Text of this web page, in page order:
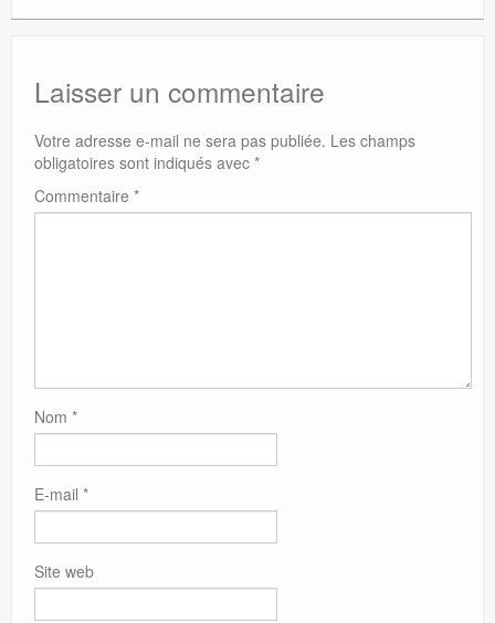
Laisser un commentaire
Votre adresse e-mail ne sera pas publiée. Les champs
obligatoires sont indiqués avec *
Commentaire *
Nom *
E-mail *
Site web